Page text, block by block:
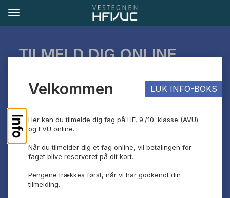
TILMELD DIG ONLINE
Hvis du har spørgsmål, kan du skrive til os på
tilmelding@vucv.dk.
Vi glæder os til at byde dig velkommen!
Info
Velkommen
Her kan du tilmelde dig fag på HF, 9./10. klasse (AVU)
og FVU online.
Når du tilmelder dig et fag online, vil betalingen for
faget blive reserveret på dit kort.
Pengene trækkes først, når vi har godkendt din
tilmelding.
LUK INFO-BOKS